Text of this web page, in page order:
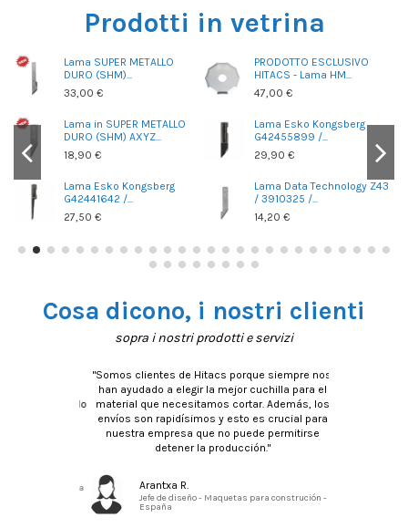
Prodotti in vetrina
Lama SUPER METALLO
DURO (SHM)...
33,00 €
PRODOTTO ESCLUSIVO
HITACS - Lama HM...
47,00 €
Lama in SUPER METALLO
DURO (SHM) AXYZ...
18,90 €
Lama Esko Kongsberg
G42455899 /...
29,90 €
Lama Esko Kongsberg
G42441642 /...
27,50 €
Lama Data Technology Z43
/ 3910325 /...
14,20 €
Cosa dicono, i nostri clienti
sopra i nostri prodotti e servizi
"Somos clientes de Hitacs porque siempre nos
han ayudado a elegir la mejor cuchilla para el
material que necesitamos cortar. Además, los
envíos son rapidísimos y esto es crucial para
nuestra empresa que no puede permitirse
detener la producción."
Arantxa R.
Jefe de diseño - Maquetas para construción -
España